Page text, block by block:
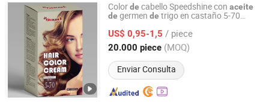
Colorde cabello Speedshine con aceite
de germen de trigo en castaño 5-70
US$ 0,95-1,5 / piece
20.000 piece (MOQ)
Enviar Consulta
Zhejiang Chenxin Cosmetic Co., Ltd.
Zhejiang, China Desde 2021